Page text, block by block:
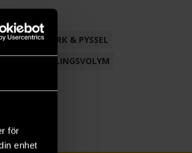
för
enhet
HANTVERK & PYSSEL
SAMLINGSVOLYM